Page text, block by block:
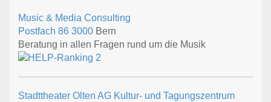
Music & Media Consulting
Postfach 86 3000 Bern
Beratung in allen Fragen rund um die Musik
Stadttheater Olten AG Kultur- und Tagungszentrum